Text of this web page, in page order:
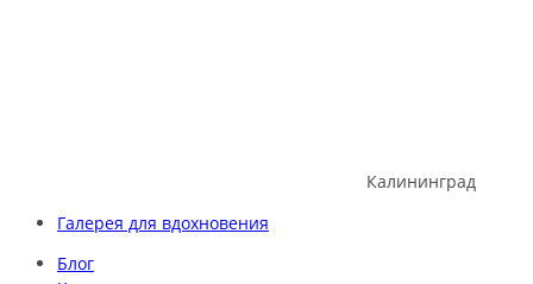
Калининград
Галерея для вдохновения
Блог